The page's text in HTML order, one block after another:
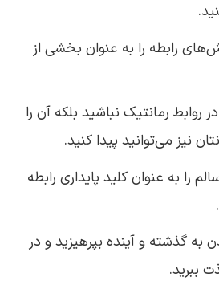
رابطه را به عنوان بخشی از
رمانتیک نباشید بلکه آن را
نیز می‌توانید پیدا کنید.
را به عنوان کلید پایداری رابطه
به گذشته و آینده بپرهیزید و در
ببرید.